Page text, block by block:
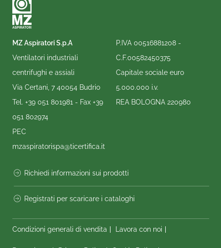
MZ Aspiratori S.p.A
Ventilatori industriali
centrifughi e assiali
Via Certani, 7 40054 Budrio
Tel. +39 051 801981 - Fax +39
051 802974
PEC
mzaspiratorispa@ticertifica.it
P.IVA 00516881208 -
C.F.00582450375
Capitale sociale euro
5.000.000 i.v.
REA BOLOGNA 220980
Richiedi informazioni sui prodotti
Registrati per scaricare i cataloghi
Condizioni generali di vendita Lavora con noi